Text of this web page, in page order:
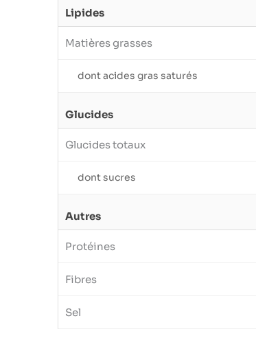
Lipides
Matières grasses
dont acides gras saturés
Glucides
Glucides totaux
dont sucres
Autres
Protéines
Fibres
Sel